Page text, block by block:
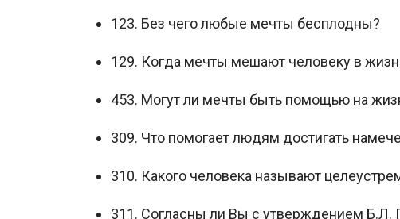
123. Без чего любые мечты бесплодны?
129. Когда мечты мешают человеку в
453. Могут ли мечты быть помощью на
309. Что помогает людям достигать
310. Какого человека называют
311. Согласны ли Вы с утверждением Б.Л.